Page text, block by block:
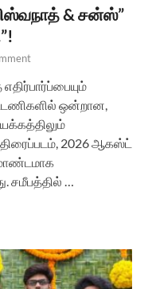
& சன்ஸ்”
ஒன்றான,
2026 ஆகஸ்ட்
சமீபத்தில் …